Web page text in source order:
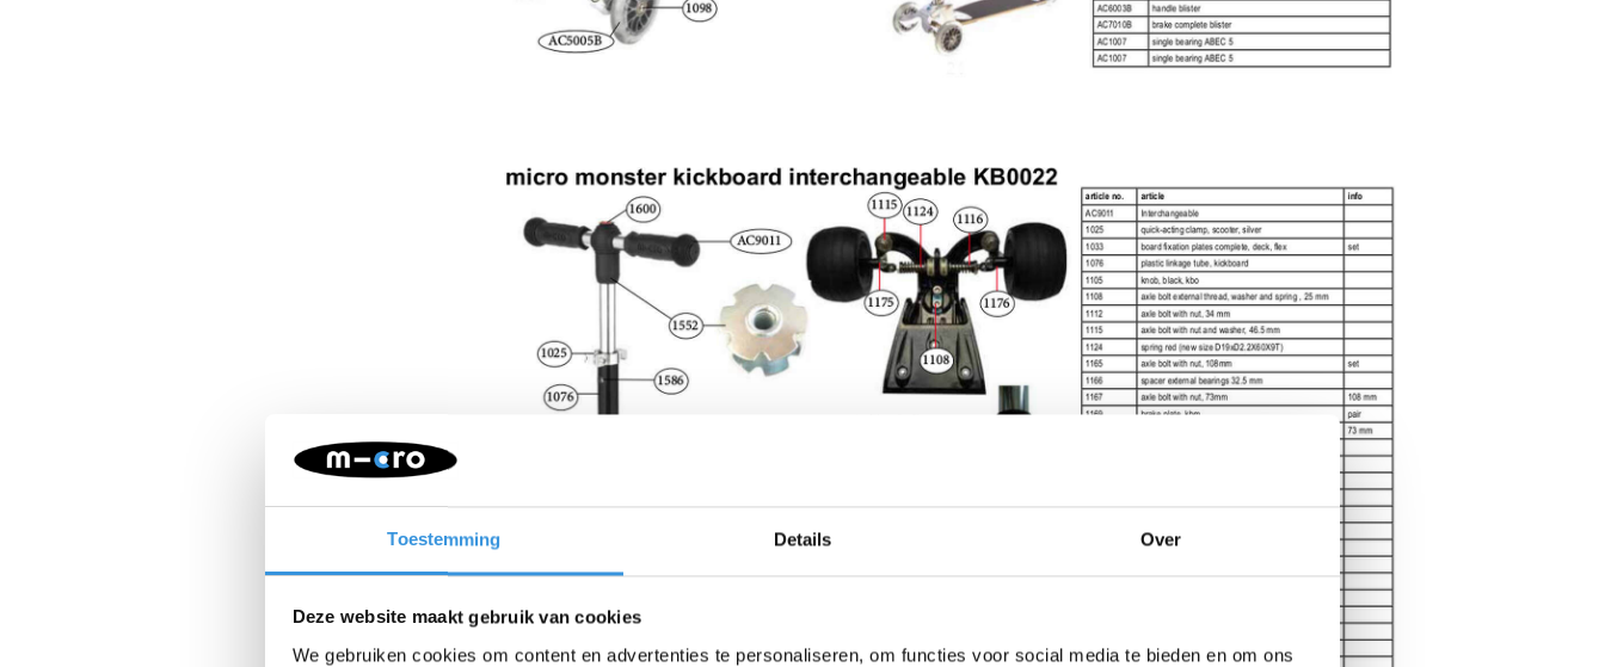
Toestemming Details Over
Deze website maakt gebruik van cookies
We gebruiken cookies om content en advertenties te personaliseren, om functies voor social media te bieden en om ons